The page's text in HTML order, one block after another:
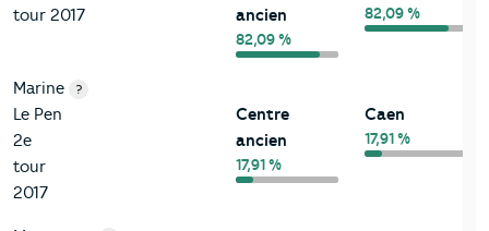
tour 2017
ancien
82,09 %
82,09 %
Marine
Le Pen
2e
tour
2017
?
Centre
ancien
17,91 %
Caen
17,91 %